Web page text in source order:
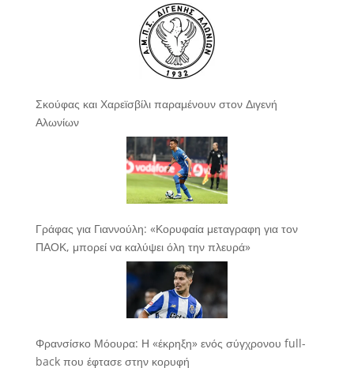
Σκούφας και Χαρεϊσβίλι παραμένουν στον Διγενή
Αλωνίων
Γράφας για Γιαννούλη: «Κορυφαία μεταγραφη για τον
ΠΑΟΚ, μπορεί να καλύψει όλη την πλευρά»
Φρανσίσκο Μόουρα: Η «έκρηξη» ενός σύγχρονου full-
back που έφτασε στην κορυφή